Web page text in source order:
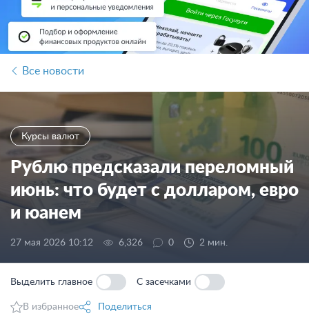
Все новости
Курсы валют
Рублю предсказали переломный
июнь: что будет с долларом, евро
и юанем
27 мая 2026 10:12 6,326 0 2 мин.
Выделить главное С засечками
В избранное Поделиться